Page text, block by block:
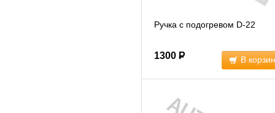
Ручка с подогревом D-22
1300 Р В